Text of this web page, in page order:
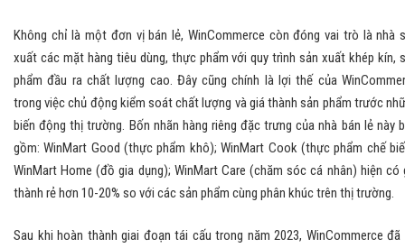
Không chỉ là một đơn vị bán lẻ, WinCommerce còn đóng vai trò là nhà
xuất các mặt hàng tiêu dùng, thực phẩm với quy trình sản xuất khép kín,
phẩm đầu ra chất lượng cao. Đây cũng chính là lợi thế của
trong việc chủ động kiểm soát chất lượng và giá thành sản phẩm trước
biến động thị trường. Bốn nhãn hàng riêng đặc trưng của nhà bán lẻ này
gồm: WinMart Good (thực phẩm khô); WinMart Cook (thực phẩm chế
WinMart Home (đồ gia dụng); WinMart Care (chăm sóc cá nhân) hiện có
thành rẻ hơn 10-20% so với các sản phẩm cùng phân khúc trên thị trường.
Sau khi hoàn thành giai đoạn tái cấu trong năm 2023, WinCommerce